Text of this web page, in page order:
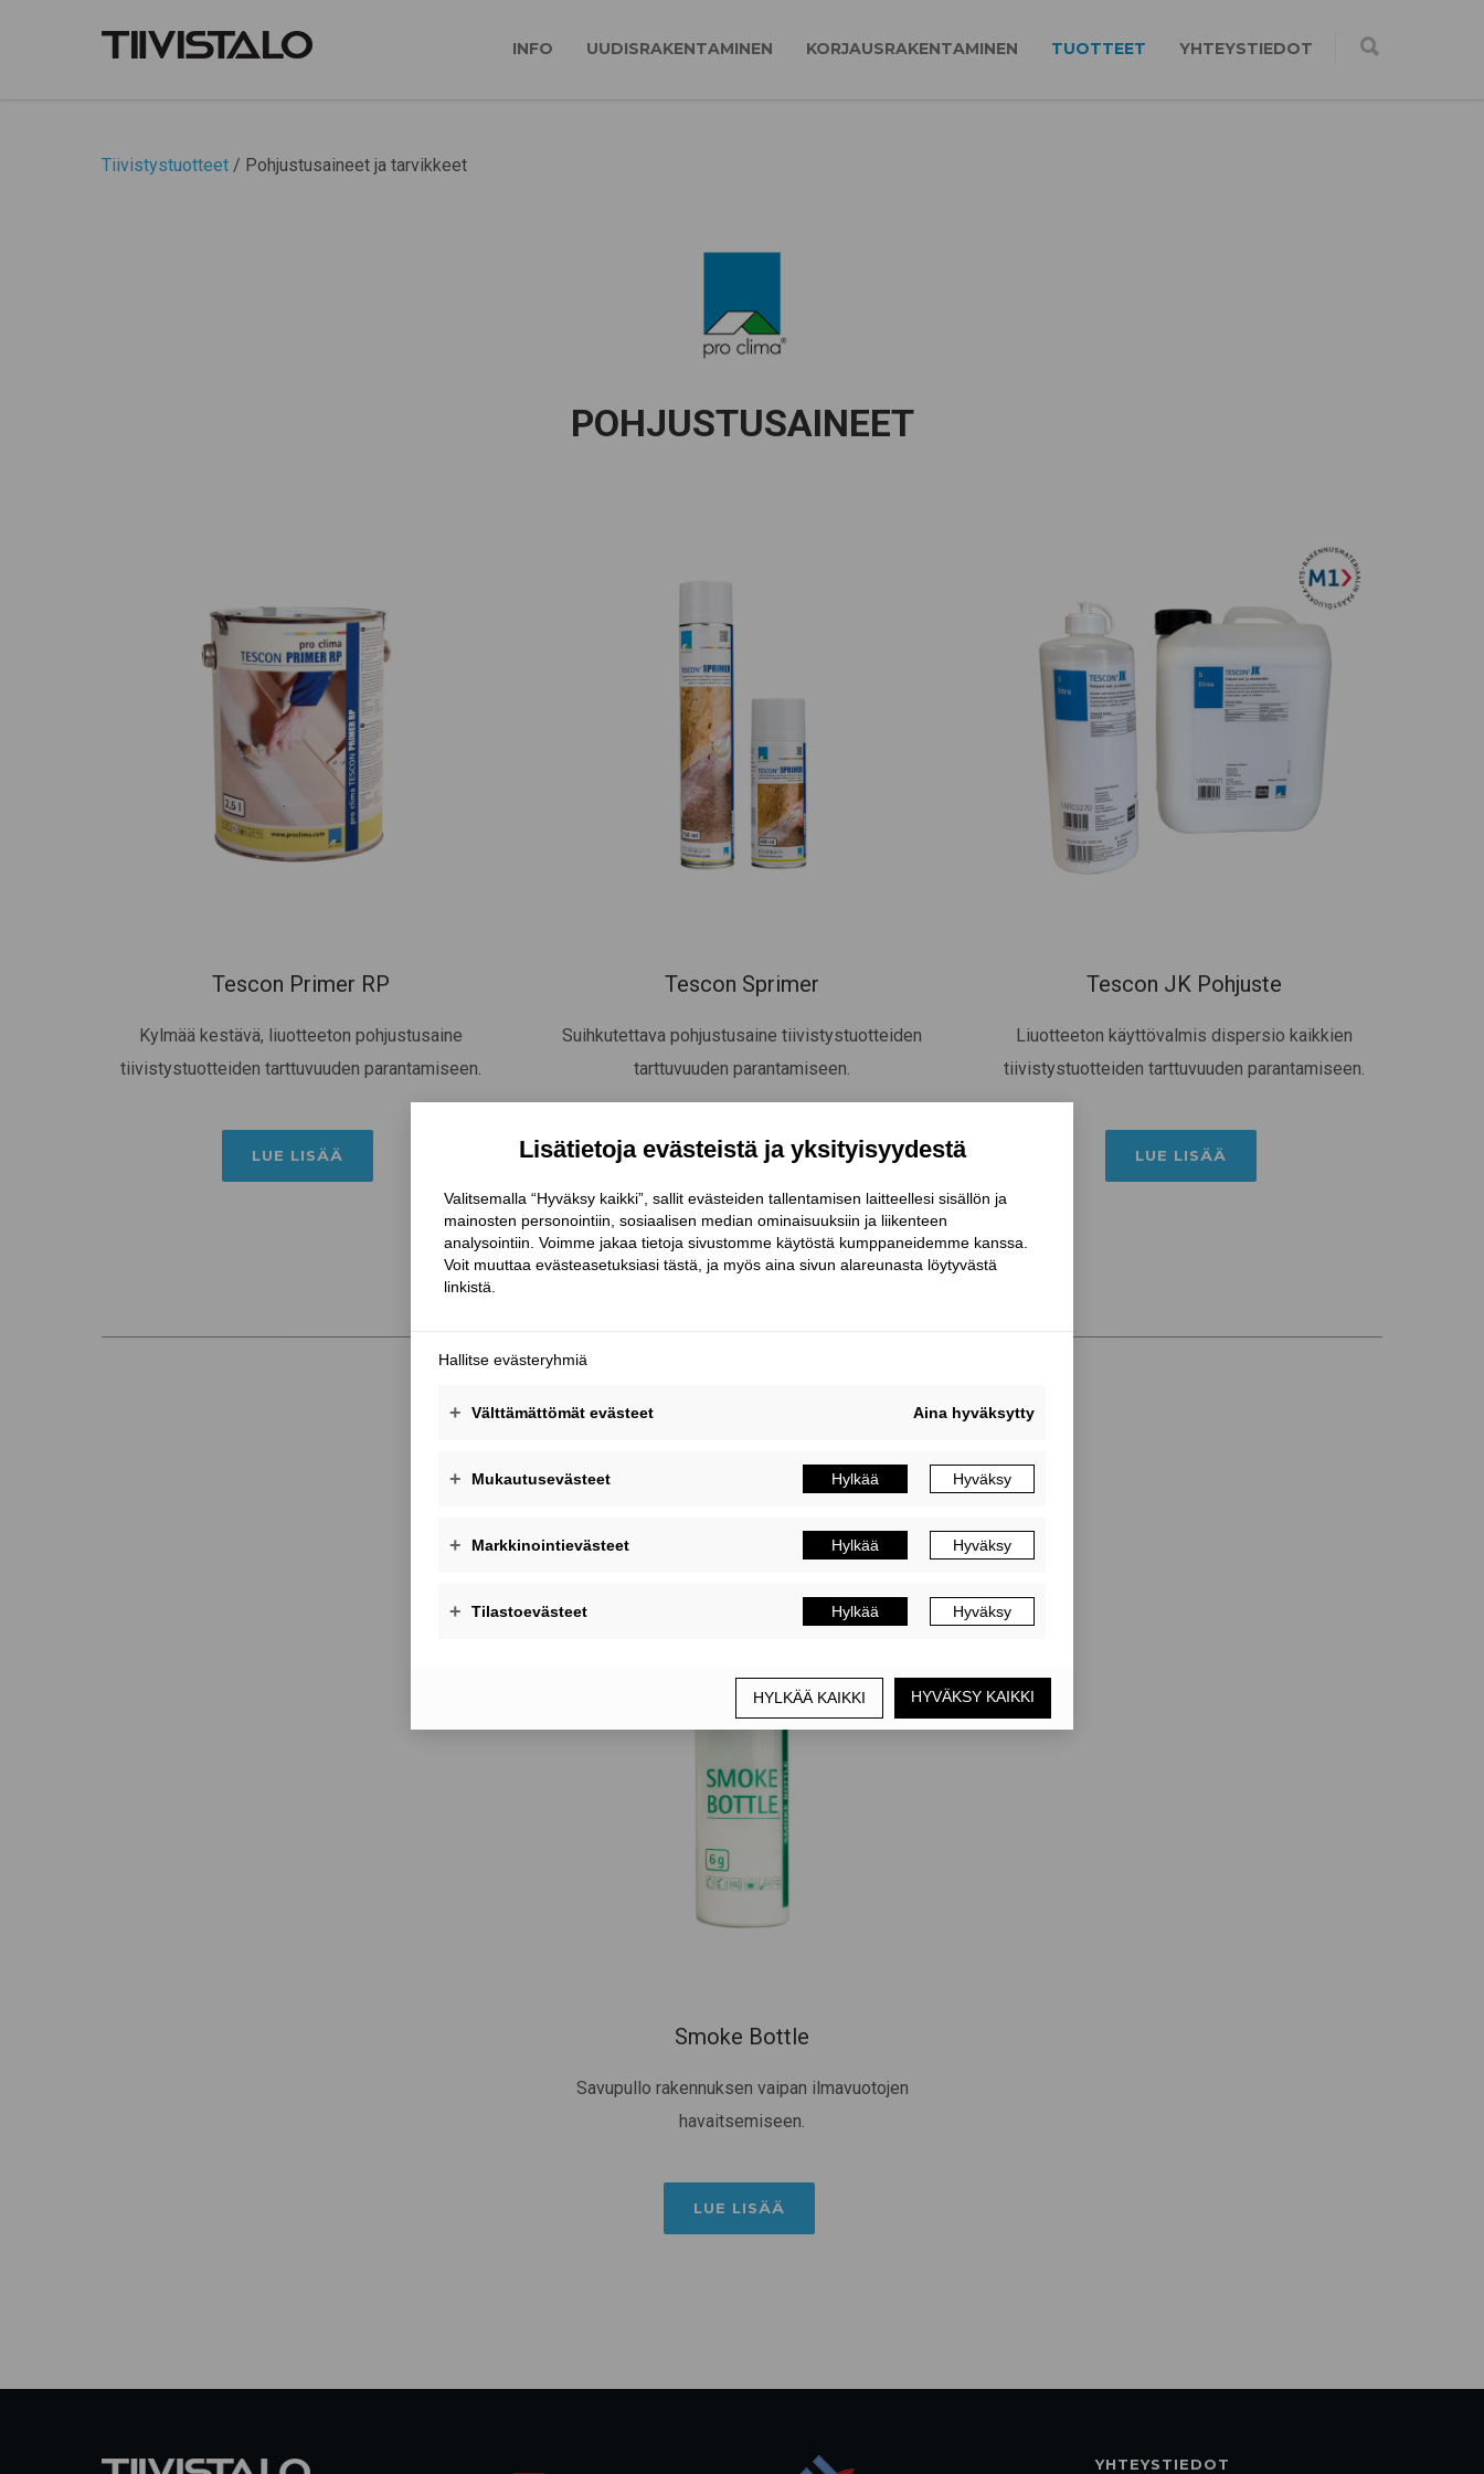
INFO UUDISRAKENTAMINEN KORJAUSRAKENTAMINEN TUOTTEET YHTEYSTIEDOT
Tiivistystuotteet / Pohjustusaineet ja tarvikkeet
POHJUSTUSAINEET
Tescon Primer RP
Kylmää kestävä, liuotteeton pohjustusaine
tiivistystuotteiden tarttuvuuden parantamiseen.
LUE LISÄÄ
Tescon Sprimer
Suihkutettava pohjustusaine tiivistystuotteiden
tarttuvuuden parantamiseen.
LUE LISÄÄ
Tescon JK Pohjuste
Liuotteeton käyttövalmis dispersio kaikkien
tiivistystuotteiden tarttuvuuden parantamiseen.
LUE LISÄÄ
TARVIKKEET
Smoke Bottle
Savupullo rakennuksen vaipan ilmavuotojen
havaitsemiseen.
LUE LISÄÄ
YHTEYSTIEDOT